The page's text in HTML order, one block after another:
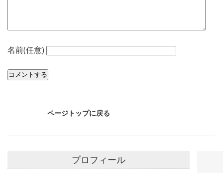
名前(任意)
ページトップに戻る
プロフィール